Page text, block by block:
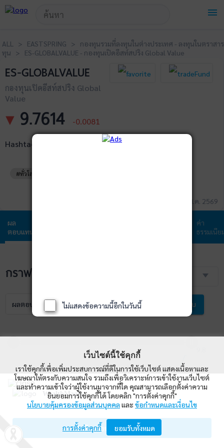
menu
ALL > EASTSPRING > กองทุนรวมที่ลงทุนในต่างประเทศ - ลงทุนในตราสาร
ทุน > ES-GLOBALVALUE - กองทุนเปิดอีสท์สปริง Global Value
ES-GLOBALVALUE
กองทุนเปิดอีสท์สปริง Global
Value
▼ 9.7614 -0.0081
Hashtags
#ทั่วโลก
ข้อมูล ณ วันที่ 05 ส.ค. 2569
ผล
ตอบแทน
ค่า
ธรรมเนีย
กราฟราคา NAV
ผลตอบแทน NAV เปรียบเทียบ
9.2
9.4
9.6
WealthMagik
Wealth Management System Limited
เปิดด้วยแอป WealthMagik
!-- Start Advertise -->
ไม่แสดงข้อความนี้อีกในวันนี้
เว็บไซต์นี้ใช้คุกกี้
เราใช้คุกกี้เพื่อเพิ่มประสบการณ์ที่ดีในการใช้เว็บไซต์ แสดงเนื้อหาและ
โฆษณาให้ตรงกับความสนใจ รวมถึงเพื่อวิเคราะห์การเข้าใช้งานเว็บไซต์
และทำความเข้าใจว่าผู้ใช้งานมาจากที่ใด คุณสามารถเลือกตั้งค่าความ
ยินยอมการใช้คุกกี้ได้ โดยคลิก "การตั้งค่าคุกกี้"
นโยบายคุ้มครองข้อมูลส่วนบุคคลและ ข้อกำหนดและเงื่อนไข
การตั้งค่าคุกกี้ ยอมรับทั้งหมด